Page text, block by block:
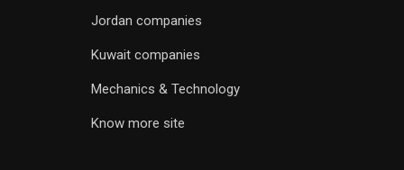
Jordan companies
Kuwait companies
Mechanics & Technology
Know more site